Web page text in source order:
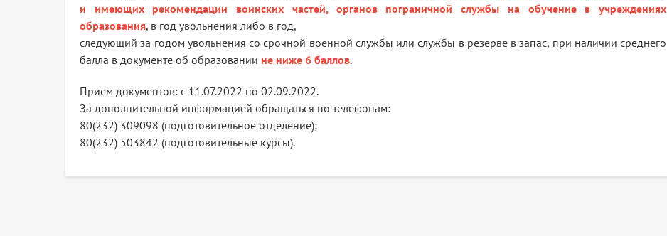
и имеющих рекомендации воинских частей, органов пограничной службы на обучение в учреждениях
образования, в год увольнения либо в год,
следующий за годом увольнения со срочной военной службы или службы в резерве в запас, при наличии среднего
балла в документе об образовании не ниже 6 баллов.
Прием документов: с 11.07.2022 по 02.09.2022.
За дополнительной информацией обращаться по телефонам:
80(232) 309098 (подготовительное отделение);
80(232) 503842 (подготовительные курсы).